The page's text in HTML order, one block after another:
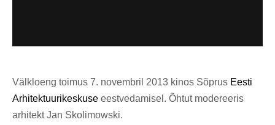
Välkloeng toimus 7. novembril 2013 kinos Sõprus Eesti
Arhitektuurikeskuse eestvedamisel. Õhtut modereeris
arhitekt Jan Skolimowski.